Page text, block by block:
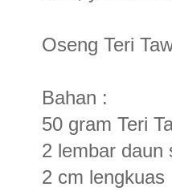
Oseng Teri
Bahan :
50 gram Teri
2 lembar daun
2 cm lengkuas